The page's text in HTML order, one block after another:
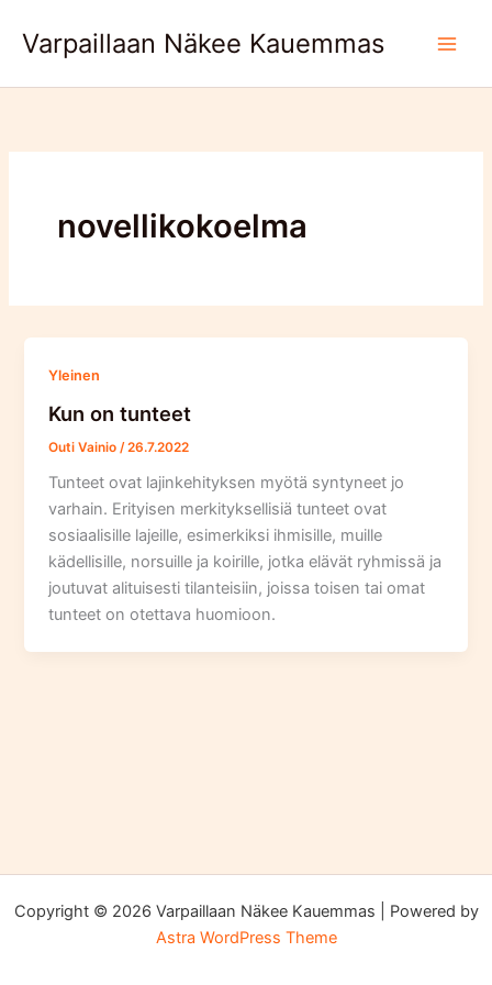
Varpaillaan Näkee Kauemmas
novellikokoelma
Yleinen
Kun on tunteet
Outi Vainio /26.7.2022
Tunteet ovat lajinkehityksen myötä syntyneet jo
varhain. Erityisen merkityksellisiä tunteet ovat
sosiaalisille lajeille, esimerkiksi ihmisille, muille
kädellisille, norsuille ja koirille, jotka elävät ryhmissä ja
joutuvat alituisesti tilanteisiin, joissa toisen tai omat
tunteet on otettava huomioon.
Copyright © 2026 Varpaillaan Näkee Kauemmas | Powered by
Astra WordPress Theme